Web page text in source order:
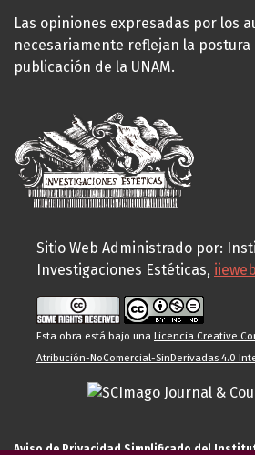
Las opiniones expresadas por los
necesariamente reflejan la
publicación de la UNAM.
Sitio Web Administrado por:
Investigaciones Estéticas,
Esta obra está bajo una Licencia Creative
Atribución-NoComercial-SinDerivadas 4.0
Aviso de Privacidad Simplificado del